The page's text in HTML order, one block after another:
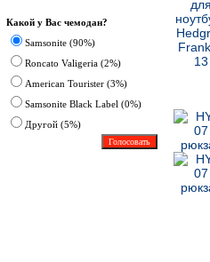
Какой у Вас чемодан?
Samsonite (90%)
Roncato Valigeria (2%)
American Tourister (3%)
Samsonite Black Label (0%)
Другoй (5%)